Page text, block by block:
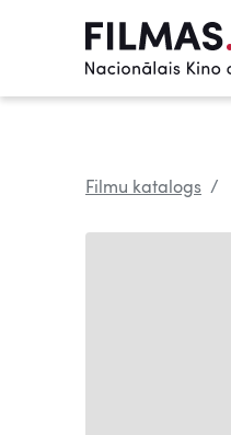
Filmu katalogs